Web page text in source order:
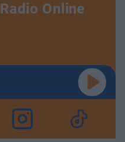
Radio Online